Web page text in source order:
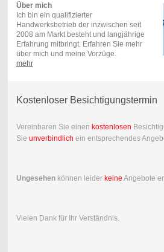
Über mich
Ich bin ein qualifizierter
Handwerksbetrieb der inzwischen seit
2008 am Markt besteht und langjährige
Erfahrung mitbringt. Erfahren Sie mehr
über mich und meine Vorzüge.
mehr
Kostenloser Besichtigungstermin
Vereinbaren Sie einen kostenlosen
Sie unverbindlich ein entsprechendes
Ungesehenkönnen leider keine Angebote
Vielen Dank für Ihr Verständnis.